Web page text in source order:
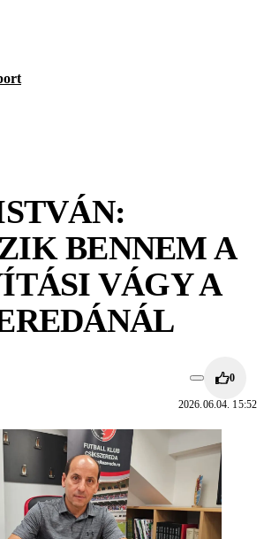
BENNEM A
VÁGY A
0
2026.06.04. 15:52